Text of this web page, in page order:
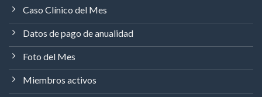
Caso Clínico del Mes
Datos de pago de anualidad
Foto del Mes
Miembros activos